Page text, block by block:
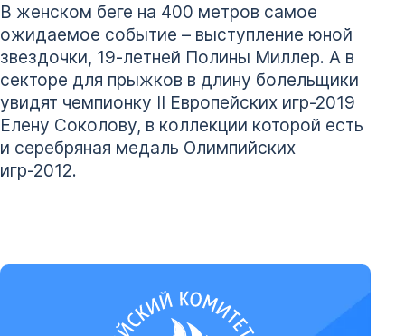
В женском беге на 400 метров самое
ожидаемое событие – выступление юной
звездочки, 19-летней Полины Миллер. А в
секторе для прыжков в длину болельщики
увидят чемпионку II Европейских игр-2019
Елену Соколову, в коллекции которой есть
и серебряная медаль Олимпийских
игр-2012.